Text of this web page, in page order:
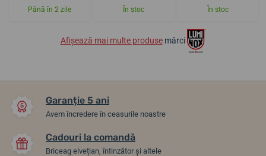
Până în 2 zile În stoc În stoc
Afișează mai multe produsemărci
Garanție 5 ani
Avem încredere în ceasurile noastre
Cadouri la comandă
Briceag elvețian, întinzător și altele